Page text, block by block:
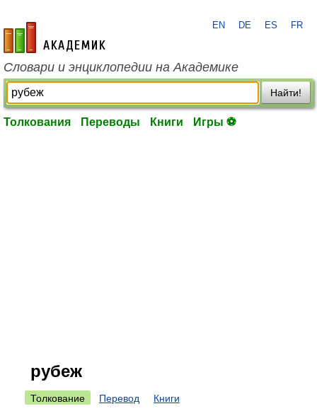
academic.ru
EN DE ES FR
Словари и энциклопедии на Академике
Найти!
Толкования Переводы Книги Игры ⚽
рубеж
Толкование Перевод Книги